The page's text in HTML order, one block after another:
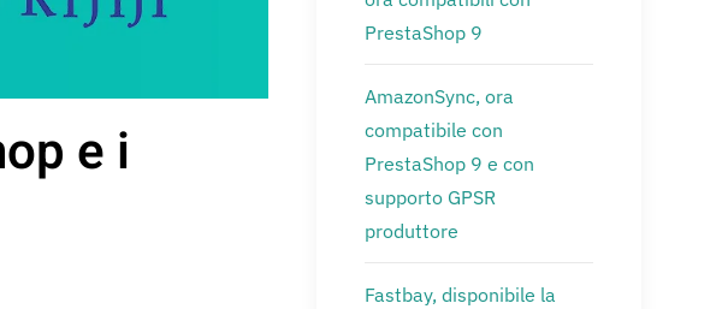
e i
PrestaShop 9
AmazonSync, ora
compatibile con
PrestaShop 9 e con
supporto GPSR
produttore
Fastbay, disponibile la